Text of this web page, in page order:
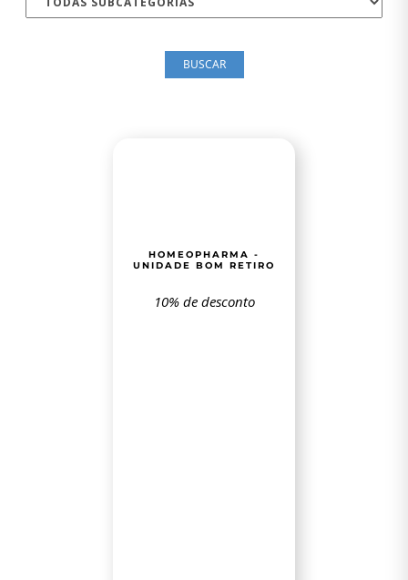
BUSCAR
HOMEOPHARMA -
UNIDADE BOM RETIRO
10% de desconto